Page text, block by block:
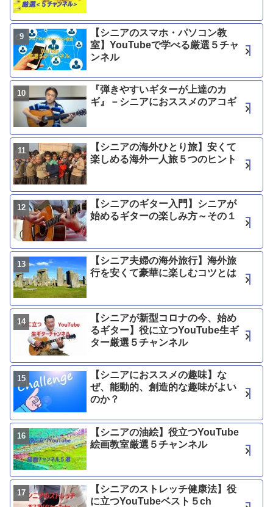
【シニアのスマホ・パソコン教
室】YouTubeで学べる厳選５チャ
ンネル
『弾きやすいギターが上達のカ
ギ』－シニアにおススメのアコギ
【シニアの海外ひとり旅】安くて
楽しめる海外一人旅５つのヒント
【シニアのギター入門】シニアが
始めるギターの楽しみ方～その１
【シニア夫婦の海外旅行】海外旅
行を安くて豪華に楽しむコツとは
【シニアが新型コロナの今、始め
るギター】役に立つYouTube生ギ
ター厳選５チャンネル
【シニアにおススメの趣味】な
ぜ、能動的、創造的な趣味がよい
のか？
【シニアの油絵】役立つYouTube
絵画教室厳選５チャンネル
【シニアのストレッチ健康法】役
に立つYouTubeベスト５ch